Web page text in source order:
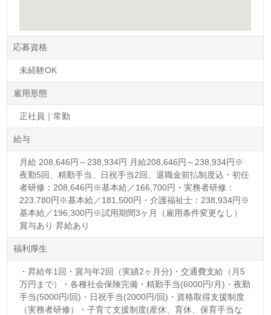
応募資格
未経験OK
雇用形態
正社員｜常勤
給与
月給 208,646円～238,934円 月給208,646円～238,934円※
夜勤5回、精勤手当、日祝手当2回、退職金前払制度込・初任
者研修：208,646円※基本給／166,700円・実務者研修：
223,780円※基本給／181,500円・介護福祉士：238,934円※
基本給／196,300円※試用期間3ヶ月（雇用条件変更なし）
賞与あり 昇給あり
福利厚生
・昇給年1回・賞与年2回（実績2ヶ月分)・交通費支給（月5
万円まで）・各種社会保険完備・精勤手当(6000円/月)・夜勤
手当(5000円/回)・日祝手当(2000円/回)・資格取得支援制度
（実務者研修）・子育て支援制度(産休、育休、保育手当な